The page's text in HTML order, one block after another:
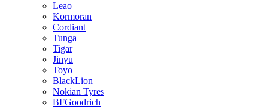
Leao
Kormoran
Cordiant
Tunga
Tigar
Jinyu
Toyo
BlackLion
Nokian Tyres
BFGoodrich